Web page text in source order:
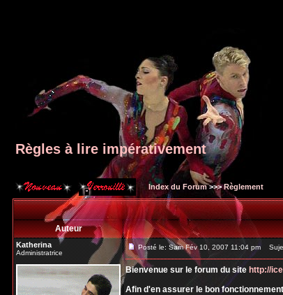
Règles à lire impérativement
Index du Forum>>>Règlement
Auteur
Katherina
Administratrice
Posté le: Sam Fév 10, 2007 11:04 pm Sujet
Bienvenue sur le forum du sitehttp://
Afin d'en assurer le bon